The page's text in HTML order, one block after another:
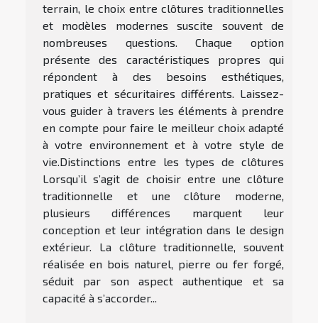
terrain, le choix entre clôtures traditionnelles
et modèles modernes suscite souvent de
nombreuses questions. Chaque option
présente des caractéristiques propres qui
répondent à des besoins esthétiques,
pratiques et sécuritaires différents. Laissez-
vous guider à travers les éléments à prendre
en compte pour faire le meilleur choix adapté
à votre environnement et à votre style de
vie.Distinctions entre les types de clôtures
Lorsqu’il s’agit de choisir entre une clôture
traditionnelle et une clôture moderne,
plusieurs différences marquent leur
conception et leur intégration dans le design
extérieur. La clôture traditionnelle, souvent
réalisée en bois naturel, pierre ou fer forgé,
séduit par son aspect authentique et sa
capacité à s’accorder...